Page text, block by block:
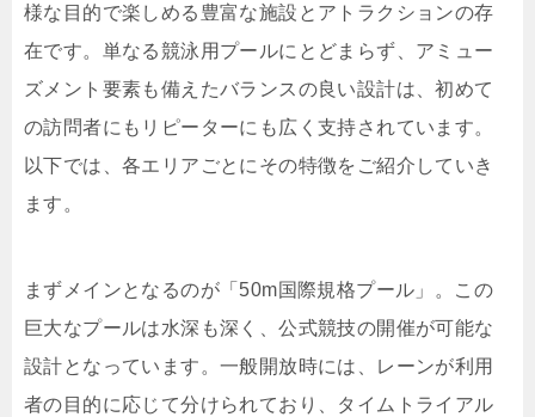
様な目的で楽しめる豊富な施設とアトラクションの存
在です。単なる競泳用プールにとどまらず、アミュー
ズメント要素も備えたバランスの良い設計は、初めて
の訪問者にもリピーターにも広く支持されています。
以下では、各エリアごとにその特徴をご紹介していき
ます。
まずメインとなるのが「50m国際規格プール」。この
巨大なプールは水深も深く、公式競技の開催が可能な
設計となっています。一般開放時には、レーンが利用
者の目的に応じて分けられており、タイムトライアル